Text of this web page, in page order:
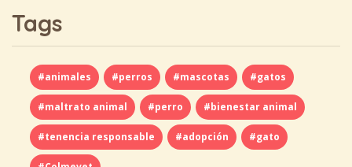
Tags
#animales #perros #mascotas #gatos
#maltrato animal #perro #bienestar animal
#tenencia responsable #adopción #gato